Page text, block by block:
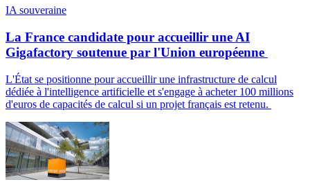
IA souveraine
La France candidate pour accueillir une AI
Gigafactory soutenue par l'Union européenne
L'État se positionne pour accueillir une infrastructure de calcul
dédiée à l'intelligence artificielle et s'engage à acheter 100 millions
d'euros de capacités de calcul si un projet français est retenu.